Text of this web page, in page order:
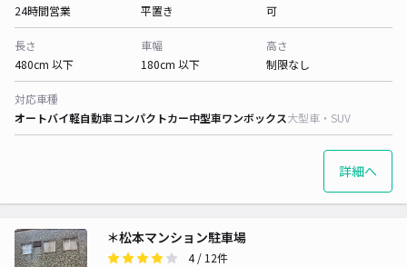
24時間営業
平置き
可
長さ
480cm 以下
車幅
180cm 以下
高さ
制限なし
対応車種
オートバイ軽自動車コンパクトカー中型車ワンボックス大型車・SUV
詳細へ
＊松本マンション駐車場
4/ 12件